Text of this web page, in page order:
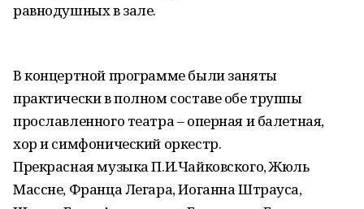
равнодушных в зале.
В концертной программе были заняты
практически в полном составе обе труппы
прославленного театра – оперная и балетная,
хор и симфонический оркестр.
Прекрасная музыка П.И.Чайковского, Жюль
Массне, Франца Легара, Иоганна Штрауса,